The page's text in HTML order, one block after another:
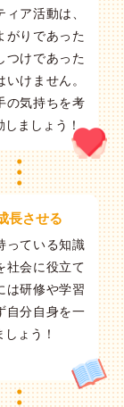
ィア活動は、
がりであった
つけであった
いけません。
の気持ちを考
しましょう！
長させる
っている知識
社会に役立て
は研修や学習
自分自身を一
しょう！